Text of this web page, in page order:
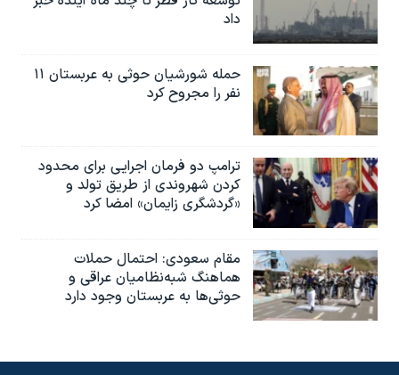
داد
حمله شورشیان حوثی به عربستان ۱۱
نفر را مجروح کرد
ترامپ دو فرمان اجرایی برای محدود
کردن شهروندی از طریق تولد و
«گردشگری زایمان» امضا کرد
مقام سعودی: احتمال حملات
هماهنگ شبه‌نظامیان عراقی و
حوثی‌ها به عربستان وجود دارد